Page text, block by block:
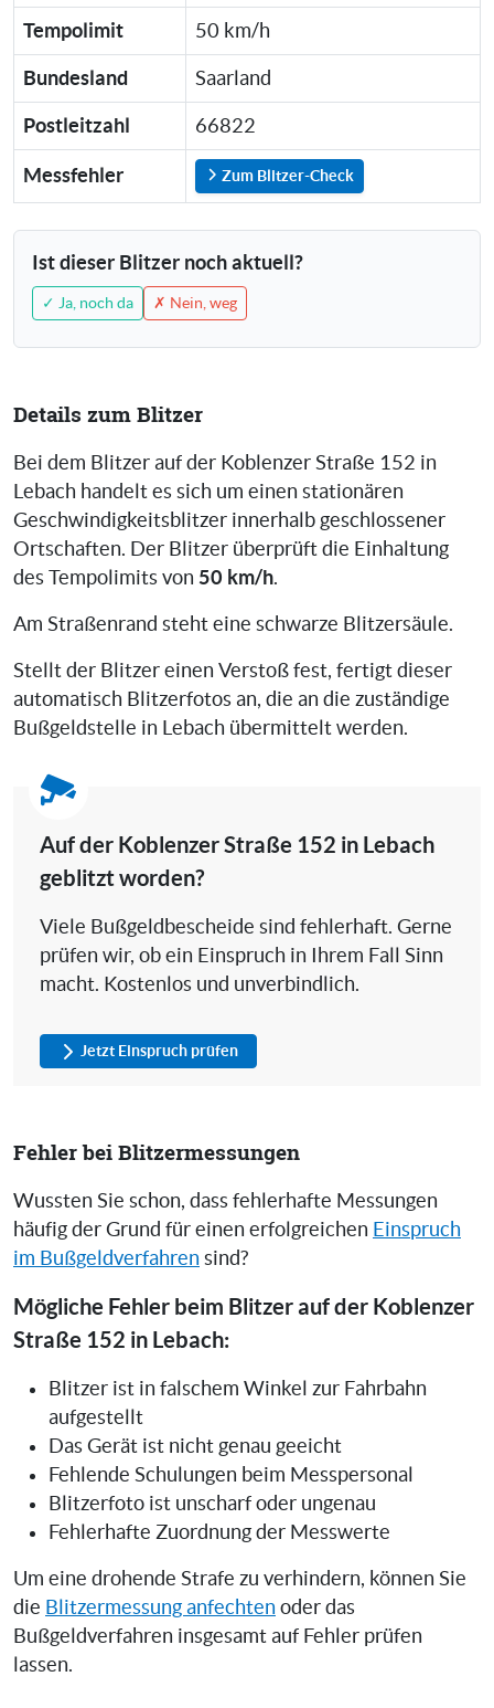
Tempolimit 50 km/h
Bundesland Saarland
Postleitzahl 66822
Messfehler Zum Blitzer-Check
Ist dieser Blitzer noch aktuell?
✓ Ja, noch da ✗ Nein, weg
Details zum Blitzer
Bei dem Blitzer auf der Koblenzer Straße 152 in
Lebach handelt es sich um einen stationären
Geschwindigkeitsblitzer innerhalb geschlossener
Ortschaften. Der Blitzer überprüft die Einhaltung
des Tempolimits von 50 km/h.
Am Straßenrand steht eine schwarze Blitzersäule.
Stellt der Blitzer einen Verstoß fest, fertigt dieser
automatisch Blitzerfotos an, die an die zuständige
Bußgeldstelle in Lebach übermittelt werden.
Auf der Koblenzer Straße 152 in Lebach
geblitzt worden?
Viele Bußgeldbescheide sind fehlerhaft. Gerne
prüfen wir, ob ein Einspruch in Ihrem Fall Sinn
macht. Kostenlos und unverbindlich.
Jetzt Einspruch prüfen
Fehler bei Blitzermessungen
Wussten Sie schon, dass fehlerhafte Messungen
häufig der Grund für einen erfolgreichen Einspruch
im Bußgeldverfahren sind?
Mögliche Fehler beim Blitzer auf der Koblenzer
Straße 152 in Lebach:
Blitzer ist in falschem Winkel zur Fahrbahn
aufgestellt
Das Gerät ist nicht genau geeicht
Fehlende Schulungen beim Messpersonal
Blitzerfoto ist unscharf oder ungenau
Fehlerhafte Zuordnung der Messwerte
Um eine drohende Strafe zu verhindern, können Sie
die Blitzermessung anfechten oder das
Bußgeldverfahren insgesamt auf Fehler prüfen
lassen.